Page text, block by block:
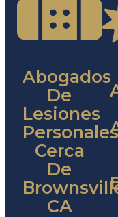
Abogados
De
Lesiones
Personales
Cerca
De
CA